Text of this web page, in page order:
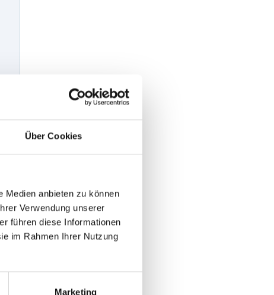
Über Cookies
Medien anbieten zu können
Verwendung unserer
führen diese Informationen
im Rahmen Ihrer Nutzung
Marketing